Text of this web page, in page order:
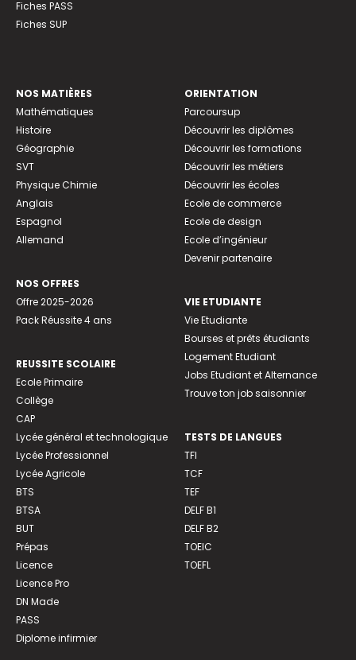
Fiches PASS
Fiches SUP
NOS MATIÈRES
Mathématiques
Histoire
Géographie
SVT
Physique Chimie
Anglais
Espagnol
Allemand
NOS OFFRES
Offre 2025-2026
Pack Réussite 4 ans
REUSSITE SCOLAIRE
Ecole Primaire
Collège
CAP
Lycée général et technologique
Lycée Professionnel
Lycée Agricole
BTS
BTSA
BUT
Prépas
Licence
Licence Pro
DN Made
PASS
Diplome infirmier
ORIENTATION
Parcoursup
Découvrir les diplômes
Découvrir les formations
Découvrir les métiers
Découvrir les écoles
Ecole de commerce
Ecole de design
Ecole d’ingénieur
Devenir partenaire
VIE ETUDIANTE
Vie Etudiante
Bourses et prêts étudiants
Logement Etudiant
Jobs Etudiant et Alternance
Trouve ton job saisonnier
TESTS DE LANGUES
TFI
TCF
TEF
DELF B1
DELF B2
TOEIC
TOEFL